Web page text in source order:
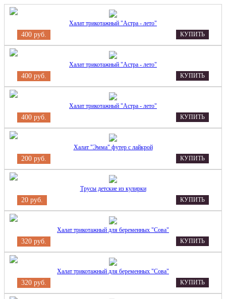
Халат трикотажный "Астра - лето"
400 руб. КУПИТЬ
Халат трикотажный "Астра - лето"
400 руб. КУПИТЬ
Халат трикотажный "Астра - лето"
400 руб. КУПИТЬ
Халат "Эмма" футер с лайкрой
200 руб. КУПИТЬ
Трусы детские из кулирки
20 руб. КУПИТЬ
Халат трикотажный для беременных "Сова"
320 руб. КУПИТЬ
Халат трикотажный для беременных "Сова"
320 руб. КУПИТЬ